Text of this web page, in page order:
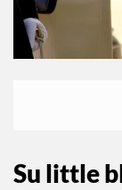
Su little